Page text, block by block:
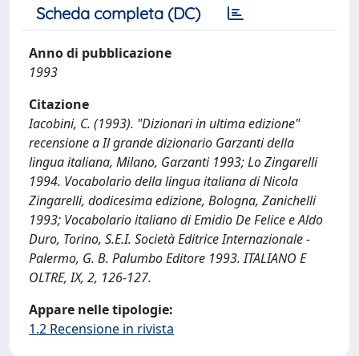
Scheda completa (DC)
Anno di pubblicazione
1993
Citazione
Iacobini, C. (1993). "Dizionari in ultima edizione"
recensione a Il grande dizionario Garzanti della
lingua italiana, Milano, Garzanti 1993; Lo Zingarelli
1994. Vocabolario della lingua italiana di Nicola
Zingarelli, dodicesima edizione, Bologna, Zanichelli
1993; Vocabolario italiano di Emidio De Felice e Aldo
Duro, Torino, S.E.I. Società Editrice Internazionale -
Palermo, G. B. Palumbo Editore 1993. ITALIANO E
OLTRE, IX, 2, 126-127.
Appare nelle tipologie:
1.2 Recensione in rivista